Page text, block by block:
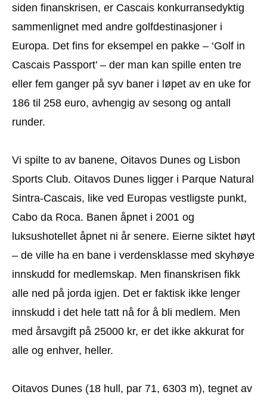
siden finanskrisen, er Cascais konkurransedyktig
sammenlignet med andre golfdestinasjoner i
Europa. Det fins for eksempel en pakke – ‘Golf in
Cascais Passport’ – der man kan spille enten tre
eller fem ganger på syv baner i løpet av en uke for
186 til 258 euro, avhengig av sesong og antall
runder.
Vi spilte to av banene, Oitavos Dunes og Lisbon
Sports Club. Oitavos Dunes ligger i Parque Natural
Sintra-Cascais, like ved Europas vestligste punkt,
Cabo da Roca. Banen åpnet i 2001 og
luksushotellet åpnet ni år senere. Eierne siktet høyt
– de ville ha en bane i verdensklasse med skyhøye
innskudd for medlemskap. Men finanskrisen fikk
alle ned på jorda igjen. Det er faktisk ikke lenger
innskudd i det hele tatt nå for å bli medlem. Men
med årsavgift på 25000 kr, er det ikke akkurat for
alle og enhver, heller.
Oitavos Dunes (18 hull, par 71, 6303 m), tegnet av